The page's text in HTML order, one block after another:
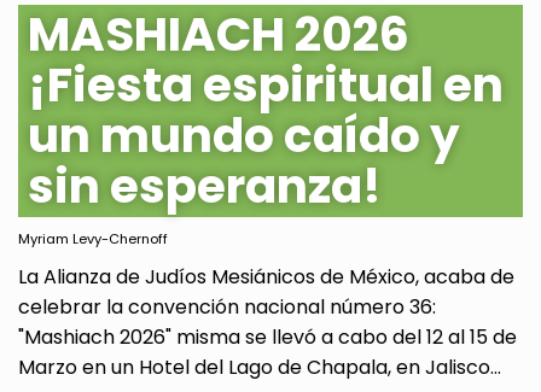
MASHIACH 2026
¡Fiesta espiritual en
un mundo caído y
sin esperanza!
Myriam Levy-Chernoff
La Alianza de Judíos Mesiánicos de México, acaba de
celebrar la convención nacional número 36:
"Mashiach 2026" misma se llevó a cabo del 12 al 15 de
Marzo en un Hotel del Lago de Chapala, en Jalisco...